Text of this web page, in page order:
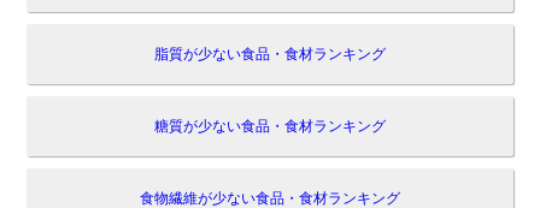
脂質が少ない食品・食材ランキング
糖質が少ない食品・食材ランキング
食物繊維が少ない食品・食材ランキング